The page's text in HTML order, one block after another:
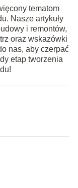
tematom
Nasze artykuły
i remontów,
oraz wskazówki
nas, aby czerpać
etap tworzenia